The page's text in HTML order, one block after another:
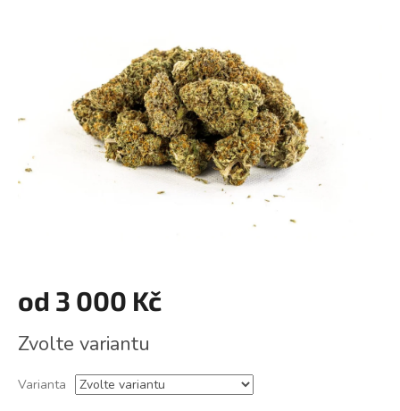
od 3 000 Kč
cena:
Zvolte variantu
Varianta